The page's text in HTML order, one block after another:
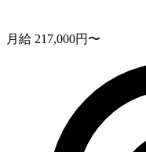
月給 217,000円〜